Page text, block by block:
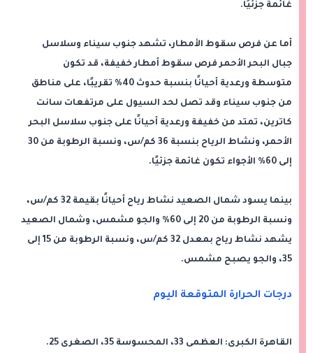
غائمة جزئيًا.
أما عن فرص سقوط الأمطار، تشهد جنوب سيناء وسلاسل
جبال البحر الأحمر فرص سقوط أمطار خفيفة، قد تكون
متوسطة ورعدية أحيانًا بنسبة حدوث 40% تقريبًا، على مناطق
من جنوب سيناء وقد تصل لحد السيول على مرتفعات سانت
كاترين، تمتد من خفيفة ورعدية أحيانًا على جنوب سلاسل البحر
الأحمر، ونشاط الرياح بنسبة 36 كم/س، ونسبة الرطوبة من 30
إلى 60% الأجواء تكون غائمة جزئيًا.
بينما يسود شمال الصعيد نشاط رياح أحيانًا بقيمة 32 كم/س،
ونسبة الرطوبة من 20 إلى 60% والجو مشمس، وشمال الصعيد
يشهد نشاط رياح بمعدل 32 كم/س، ونسبة الرطوبة من 15 إلى
35، والجو يصبح مشمس.
درجات الحرارة المتوقعة اليوم
القاهرة الكبرى: العظمى 33، المحسوسة 35، الصغرى 25.